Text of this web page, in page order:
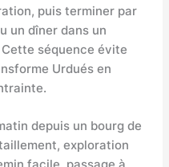
puis terminer par
un dîner dans un
séquence évite
Urdués en
depuis un bourg de
exploration